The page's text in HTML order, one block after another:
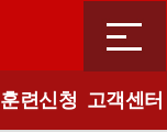
훈련신청 고객센터